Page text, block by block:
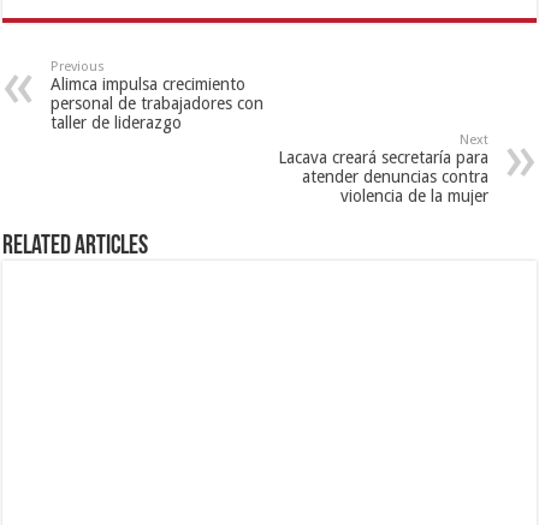
Previous
Alimca impulsa crecimiento
personal de trabajadores con
taller de liderazgo
Next
Lacava creará secretaría para
atender denuncias contra
violencia de la mujer
Related Articles